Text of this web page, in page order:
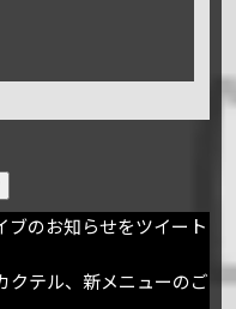
ブのお知らせをツイート
クテル、新メニューのご